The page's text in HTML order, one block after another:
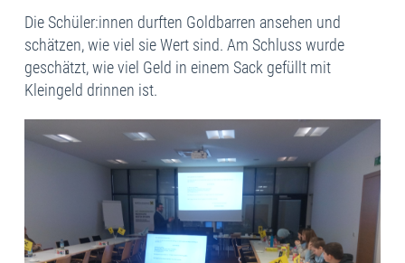
Die Schüler:innen durften Goldbarren ansehen und
schätzen, wie viel sie Wert sind. Am Schluss wurde
geschätzt, wie viel Geld in einem Sack gefüllt mit
Kleingeld drinnen ist.